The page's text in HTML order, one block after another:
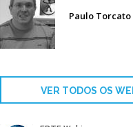
Paulo Torcato
VER TODOS OS